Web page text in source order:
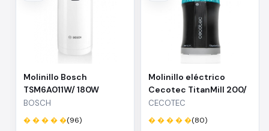
Molinillo Bosch
TSM6A011W/ 180W
BOSCH
� � � � �(96)
Molinillo eléctrico
Cecotec TitanMill 200/
200W
CECOTEC
� � � � �(80)